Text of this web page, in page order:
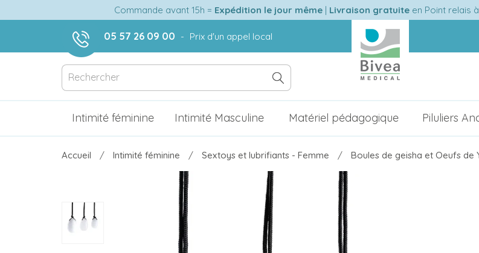
Commande avant 15h = Expédition le jour même| Livraison gratuiteen Point relais
05 57 26 09 00 - Prix d'un appel local
Intimité féminine Intimité Masculine Matériel pédagogique Piluliers
Accueil Intimité féminine Sextoys et lubrifiants - Femme Boules de geisha et Oeufs de